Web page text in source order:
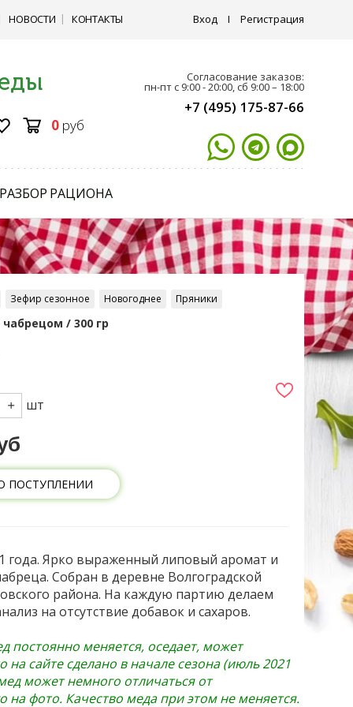
НОВОСТИ КОНТАКТЫ Вход I Регистрация
0 руб
Согласование заказов:
пн-пт с 9:00 - 20:00, сб 9:00 – 18:00
+7 (495) 175-87-66
РАЗБОР РАЦИОНА
Зефир сезонное Новогоднее Пряники
/ 300 гр
шт
ПОСТУПЛЕНИИ
года. Ярко выраженный липовый аромат и
Собран в деревне Волгоградской
района. На каждую партию делаем
на отсутствие добавок и сахаров.
постоянно меняется, оседает, может
на сайте сделано в начале сезона (июль 2021
может немного отличаться от
на фото. Качество меда при этом не меняется.